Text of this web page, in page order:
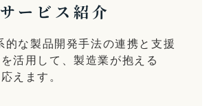
サービス紹介
的な製品開発手法の連携と支援
活用して、製造業が抱える
えます。